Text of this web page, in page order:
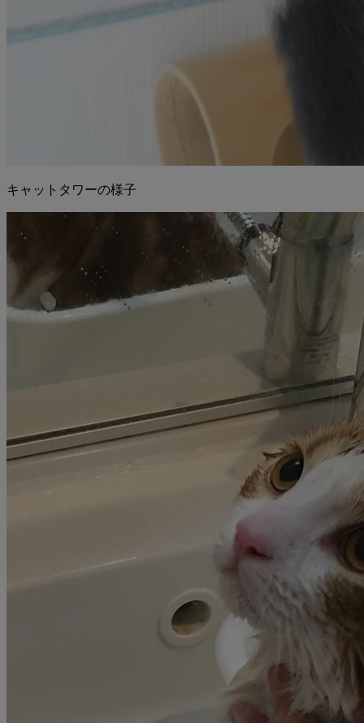
キャットタワーの様子